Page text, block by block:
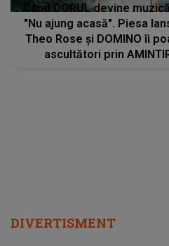
Când DORUL devine
"Nu ajung acasă". Piesa
Theo Rose și DOMINO îi
ascultători prin
DIVERTISMENT